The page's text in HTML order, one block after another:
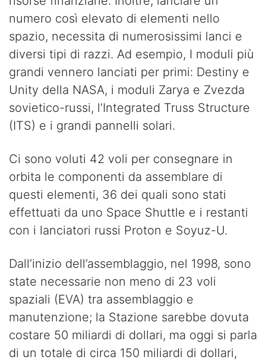
numero così elevato di elementi nello
spazio, necessita di numerosissimi lanci e
diversi tipi di razzi. Ad esempio, I moduli più
grandi vennero lanciati per primi: Destiny e
Unity della NASA, i moduli Zarya e Zvezda
sovietico-russi, l’Integrated Truss Structure
(ITS) e i grandi pannelli solari.
Ci sono voluti 42 voli per consegnare in
orbita le componenti da assemblare di
questi elementi, 36 dei quali sono stati
effettuati da uno Space Shuttle e i restanti
con i lanciatori russi Proton e Soyuz-U.
Dall’inizio dell’assemblaggio, nel 1998, sono
state necessarie non meno di 23 voli
spaziali (EVA) tra assemblaggio e
manutenzione; la Stazione sarebbe dovuta
costare 50 miliardi di dollari, ma oggi si parla
di un totale di circa 150 miliardi di dollari,